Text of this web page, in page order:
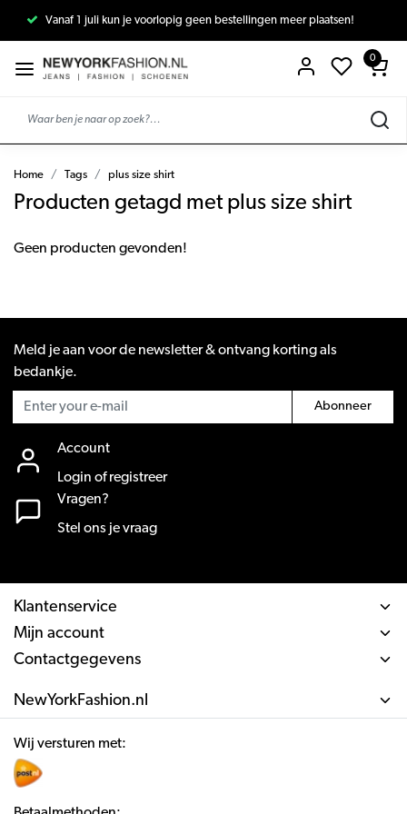
Vanaf 1 juli kun je voorlopig geen bestellingen meer plaatsen!
0
Home Tags plus size shirt
Producten getagd met plus size shirt
Geen producten gevonden!
Meld je aan voor de newsletter & ontvang korting als
bedankje.
Abonneer
Account
Login of registreer
Vragen?
Stel ons je vraag
Klantenservice
Mijn account
Contactgegevens
NewYorkFashion.nl
Wij versturen met: